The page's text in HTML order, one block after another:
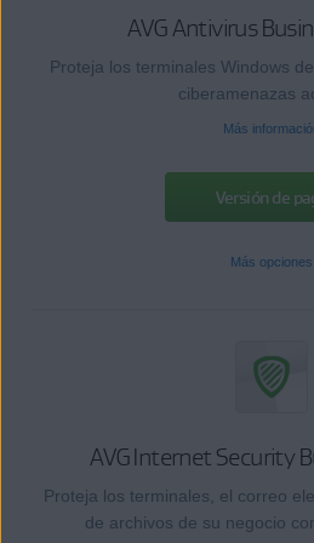
AVG Antivirus
Proteja los terminales Windows
ciberamenazas
Más
Versión de
Más opciones
AVG Internet Security
Proteja los terminales, el correo
de archivos de su negocio